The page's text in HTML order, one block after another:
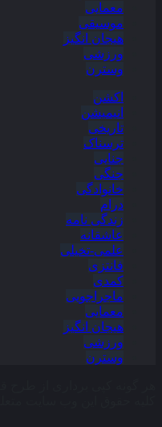
معمایی
موسیقی
هیجان انگیز
ورزشی
وسترن
اکشن
انیمیشن
تاریخی
ترسناک
جنایی
جنگی
خانوادگی
درام
زندگی نامه
عاشقانه
علمی-تخیلی
فانتزی
کمدی
ماجراجویی
معمایی
هیجان انگیز
ورزشی
وسترن